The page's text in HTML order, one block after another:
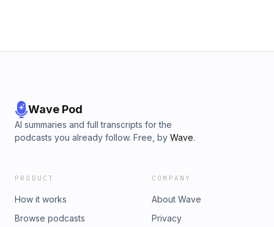
Wave Pod
AI summaries and full transcripts for the
podcasts you already follow. Free, by Wave.
PRODUCT
How it works
Browse podcasts
COMPANY
About Wave
Privacy